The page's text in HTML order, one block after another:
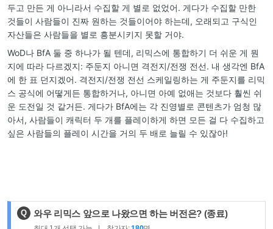
두고 만든 게 아니라서 수집할 게 별로 없었어. 게다가 수집할 만한
것들이 사람들이 진짜 원하는 것들이어야 하는데, 오래되고 구식인
자산들은 사람들을 별로 흥분시키지 못할 거야.
WoD나 BfA 둘 중 하나가 될 텐데, 리믹스에 통합하기 더 쉬운 게 뭔
지에 따라 다르겠지: 주둔지 아니면 격전지/전쟁 전선. 내 생각엔 BfA
에 한 표 던지겠어. 격전지/전쟁 전선 스케일링하는 게 주둔지를 리믹
스 공식에 어떻게든 통합하거나, 아니면 아예 없애는 것보다 훨씬 쉬
운 도전일 것 같거든. 게다가 BfA에는 각 진영별로 콘텐츠가 엄청 많
아서, 사람들이 캐릭터 두 개를 플레이하게 하면 모든 걸 다 수집하고
싶은 사람들의 플레이 시간을 거의 두 배로 늘릴 수 있잖아!
Q
제
목
와우 리믹스 앞으로 나왔으면 하는 버전은? (종료)